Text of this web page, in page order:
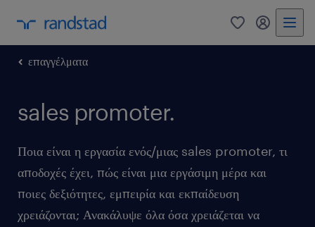
0 my
επαγγέλματα
sales promoter.
Ποια είναι η εργασία ενός/μιας sales promoter, τι
αποδοχές έχει, πώς είναι μια εργάσιμη μέρα και
ποιες δεξιότητες, εμπειρία και εκπαίδευση
χρειάζονται; Ανακάλυψε όλα όσα χρειάζεται να